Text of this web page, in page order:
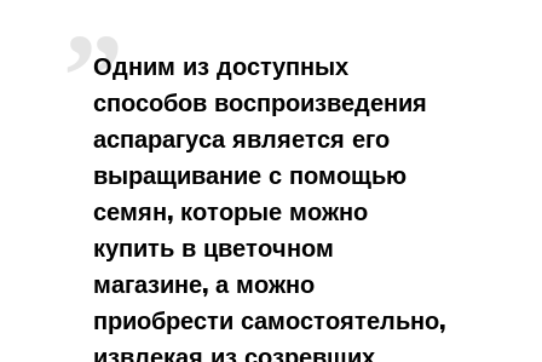
Одним из доступных
способов воспроизведения
аспарагуса является его
выращивание с помощью
семян, которые можно
купить в цветочном
магазине, а можно
приобрести самостоятельно,